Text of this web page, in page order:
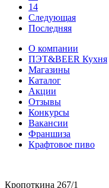
14
Следующая
Последняя
О компании
ПЭТ&BEER Кухня
Магазины
Каталог
Акции
Отзывы
Конкурсы
Вакансии
Франшиза
Крафтовое пиво
Кропоткина 267/1